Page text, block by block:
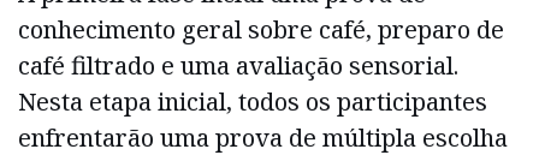
conhecimento geral sobre café, preparo de
café filtrado e uma avaliação sensorial.
Nesta etapa inicial, todos os participantes
enfrentarão uma prova de múltipla escolha